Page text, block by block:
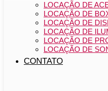
LOCAÇÃO DE
LOCAÇÃO DE
LOCAÇÃO DE
LOCAÇÃO DE
LOCAÇÃO DE
LOCAÇÃO DE
CONTATO